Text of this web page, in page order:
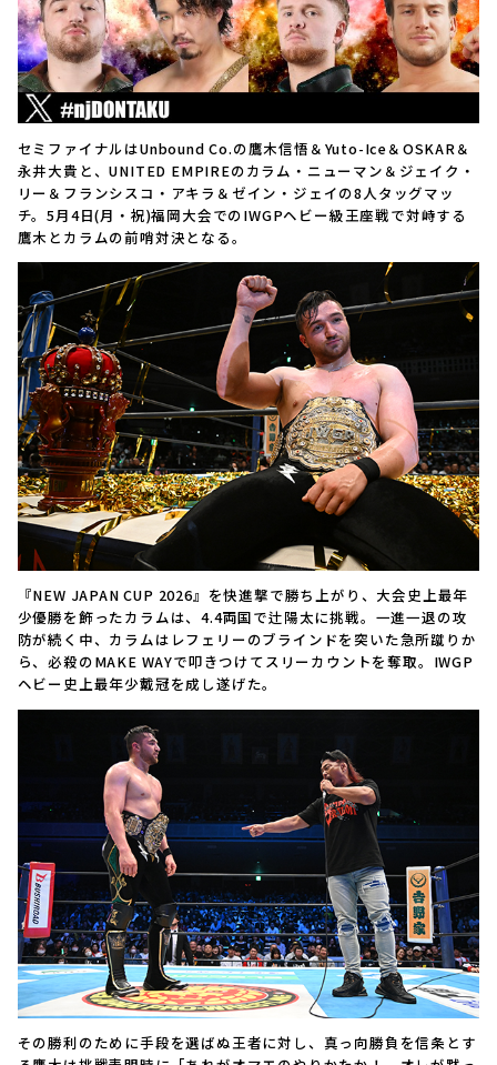
セミファイナルはUnbound Co.の鷹木信悟＆Yuto-Ice＆OSKAR＆
永井大貴と、UNITED EMPIREのカラム・ニューマン＆ジェイク・
リー＆フランシスコ・アキラ＆ゼイン・ジェイの8人タッグマッ
チ。5月4日(月・祝)福岡大会でのIWGPヘビー級王座戦で対峙する
鷹木とカラムの前哨対決となる。
『NEW JAPAN CUP 2026』を快進撃で勝ち上がり、大会史上最年
少優勝を飾ったカラムは、4.4両国で辻陽太に挑戦。一進一退の攻
防が続く中、カラムはレフェリーのブラインドを突いた急所蹴りか
ら、必殺のMAKE WAYで叩きつけてスリーカウントを奪取。IWGP
ヘビー史上最年少戴冠を成し遂げた。
その勝利のために手段を選ばぬ王者に対し、真っ向勝負を信条とす